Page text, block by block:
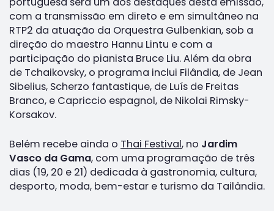
com a transmissão em direto e em simultâneo na
RTP2 da atuação da Orquestra Gulbenkian, sob a
direção do maestro Hannu Lintu e com a
participação do pianista Bruce Liu. Além da obra
de Tchaikovsky, o programa inclui Filândia, de Jean
Sibelius, Scherzo fantastique, de Luís de Freitas
Branco, e Capriccio espagnol, de Nikolai Rimsky-
Korsakov.
Belém recebe ainda o Thai Festival, no Jardim
Vasco da Gama, com uma programação de três
dias (19, 20 e 21) dedicada à gastronomia, cultura,
desporto, moda, bem-estar e turismo da Tailândia.